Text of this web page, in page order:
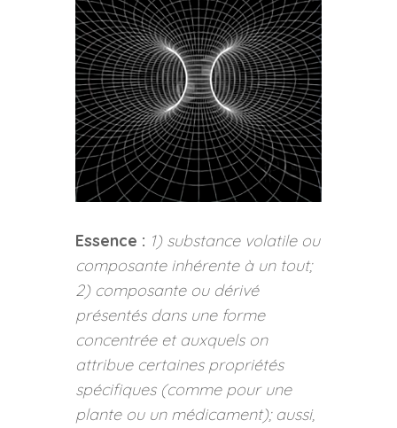
Essence : 1) substance volatile ou
composante inhérente à un tout;
2) composante ou dérivé
présentés dans une forme
concentrée et auxquels on
attribue certaines propriétés
spécifiques (comme pour une
plante ou un médicament); aussi,